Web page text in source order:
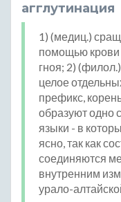
агглутинация
1) (медиц.)
помощью
гноя; 2)
целое
префикс,
образуют одно
языки - в
ясно, так как
соединяются
внутренним
урало-